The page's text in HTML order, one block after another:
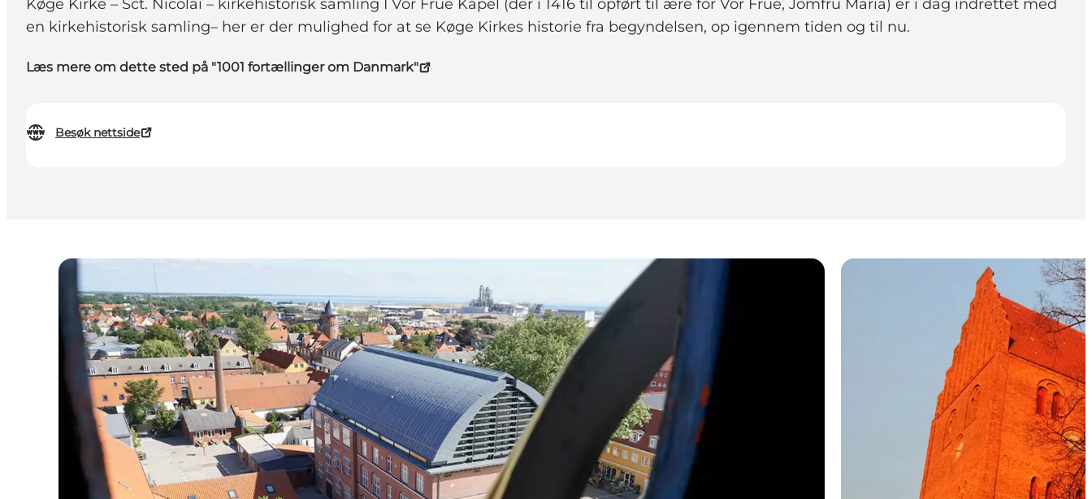
Køge Kirke – Sct. Nicolai – kirkehistorisk samling I Vor Frue Kapel (der i 1416 til opført til ære for Vor Frue, Jomfru Maria) er i dag indrettet med
en kirkehistorisk samling– her er der mulighed for at se Køge Kirkes historie fra begyndelsen, op igennem tiden og til nu.
Læs mere om dette sted på "1001 fortællinger om Danmark"
Besøk nettside